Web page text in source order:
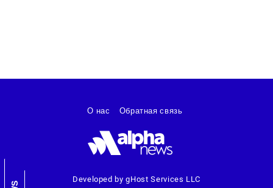
Developed by gHost Services LLC
О нас Обратная связь